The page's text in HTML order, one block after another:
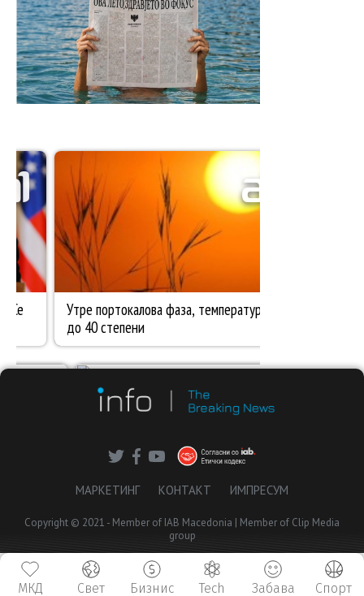
МКД Свет Бизнис Tech Забава Спорт
МАРКЕТИНГ КОНТАКТ ИМПРЕСУМ
Copyright © 2021 - Member of IAB Macedonia | Member of Clip Media
group